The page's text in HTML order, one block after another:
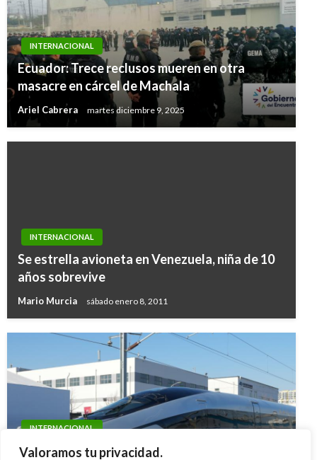
Valoramos tu privacidad.
INTERNACIONAL
Ecuador: Trece reclusos mueren en otra
masacre en cárcel de Machala
Ariel Cabrera martes diciembre 9, 2025
INTERNACIONAL
Se estrella avioneta en Venezuela, niña de 10
años sobrevive
Mario Murcia sábado enero 8, 2011
INTERNACIONAL
China presenta prototipo del tren más rápido